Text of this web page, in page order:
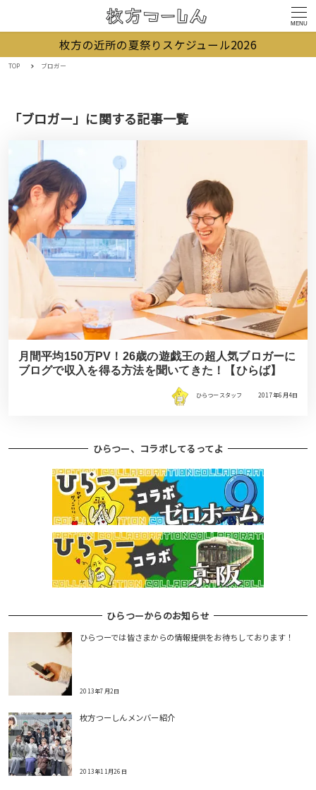
MENU
枚方の近所の夏祭りスケジュール2026
TOP ブロガー
「ブロガー」に関する記事一覧
月間平均150万PV！26歳の遊戯王の超人気ブロガーに
ブログで収入を得る方法を聞いてきた！【ひらば】
ひらつースタッフ 2017年6月4日
ひらつー、コラボしてるってよ
ひらつーからのお知らせ
ひらつーでは皆さまからの情報提供をお待ちしております！
2013年7月2日
枚方つーしんメンバー紹介
2013年11月26日